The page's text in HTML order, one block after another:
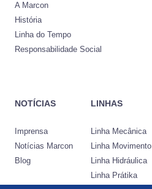
A Marcon
História
Linha do Tempo
Responsabilidade Social
NOTÍCIAS
Imprensa
Notícias Marcon
Blog
LINHAS
Linha Mecânica
Linha Movimento
Linha Hidráulica
Linha Prátika